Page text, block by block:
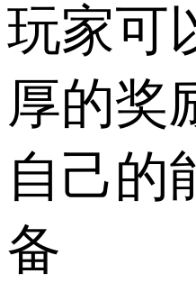
玩家可
厚的奖
自己的
备